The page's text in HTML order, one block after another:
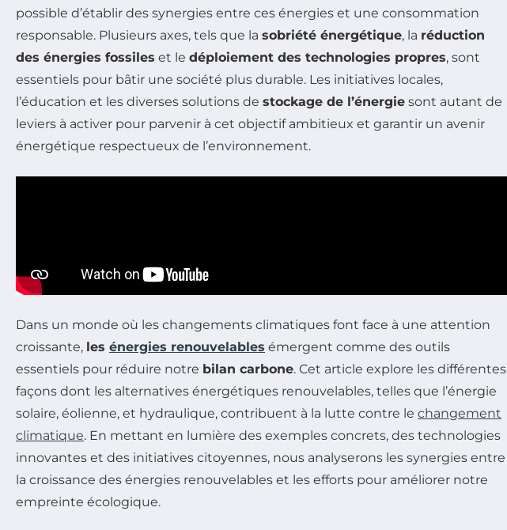
possible d’établir des synergies entre ces énergies et une consommation
responsable. Plusieurs axes, tels que la sobriété énergétique, la réduction
des énergies fossiles et le déploiement des technologies propres, sont
essentiels pour bâtir une société plus durable. Les initiatives locales,
l’éducation et les diverses solutions de stockage de l’énergie sont autant de
leviers à activer pour parvenir à cet objectif ambitieux et garantir un avenir
énergétique respectueux de l’environnement.
Dans un monde où les changements climatiques font face à une attention
croissante, les énergies renouvelables émergent comme des outils
essentiels pour réduire notre bilan carbone. Cet article explore les différentes
façons dont les alternatives énergétiques renouvelables, telles que l’énergie
solaire, éolienne, et hydraulique, contribuent à la lutte contre le changement
climatique. En mettant en lumière des exemples concrets, des technologies
innovantes et des initiatives citoyennes, nous analyserons les synergies entre
la croissance des énergies renouvelables et les efforts pour améliorer notre
empreinte écologique.